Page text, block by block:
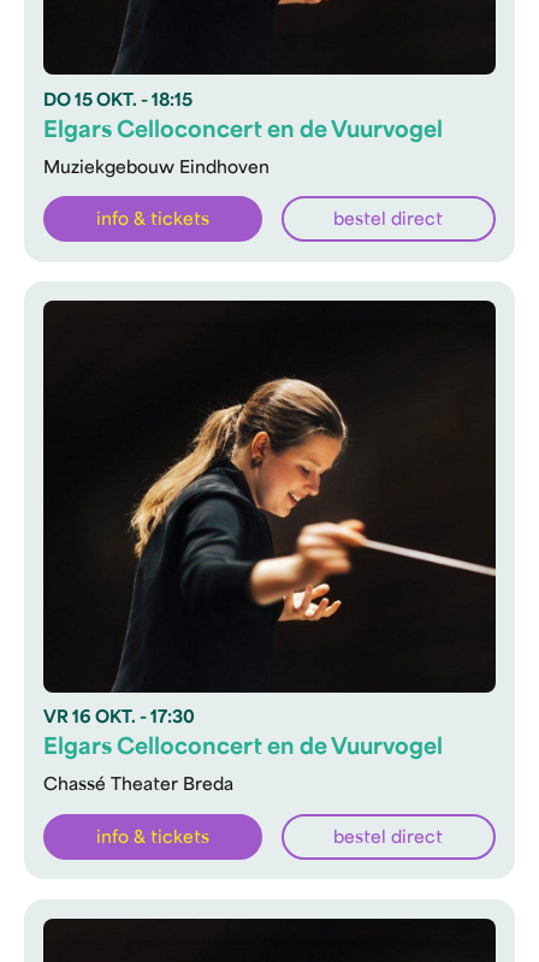
DO 15 OKT. - 18:15
Muziekgebouw Eindhoven
Elgars Celloconcert en de Vuurvogel
info & tickets bestel direct
VR 16 OKT. - 17:30
Chassé Theater Breda
Elgars Celloconcert en de Vuurvogel
info & tickets bestel direct